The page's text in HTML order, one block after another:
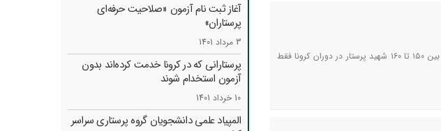
رئیس سازمان نظام پرستاری گفت: براساس آیین نامه شورای امنیت ملی از بین ۱۵۰ تا ۱۶۰ شهید پرستار در دوران کرونا فقط
آغاز ثبت نام آزمون «صلاحیت حرفه‌ای
پرستاران»
3 مرداد 1401
پرستارانی که در کرونا خدمت کرد‌ه‌اند بدون
آزمون استخدام شوند
10 خرداد 1401
المپیاد علمی دانشجویان گروه پرستاری سراسر